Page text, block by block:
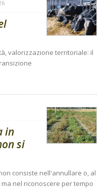
valorizzazione territoriale: il
in
si
consiste nell'annullare o, al
nel riconoscere per tempo